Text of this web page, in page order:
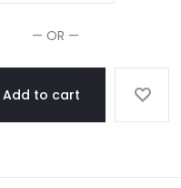
Sculpting
413
quantity
— OR —
Add to cart